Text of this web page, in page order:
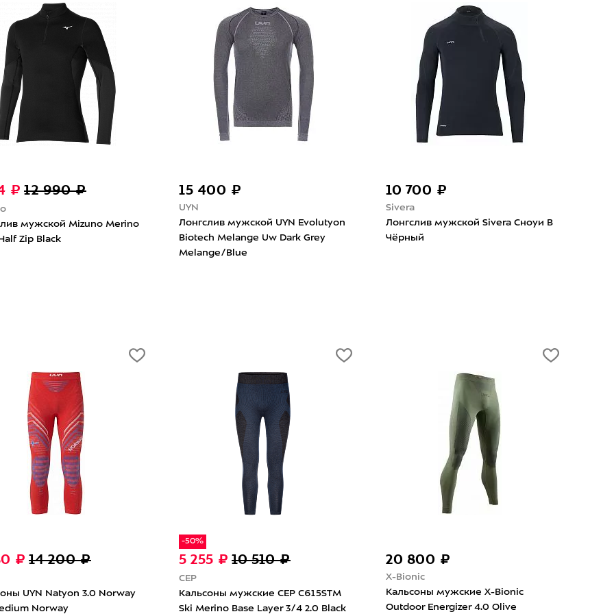
20 200 ₽
Лонгслив мужской X-Bionic
Energy Accumulator 4.0
Лонгслив мужской X-Bionic
Energy Accumulator 4.0 LG SL
Лонгслив мужской CEP
10 900 ₽
Кальсоны мужские UYN
Evolutyon Biotech Uw Long Blue
12 500 ₽
Кальсоны мужские UYN Fusyon
Defender Uws Long Tactical Green
Кальсоны мужские X-
Radiactor 4.0 Gold/